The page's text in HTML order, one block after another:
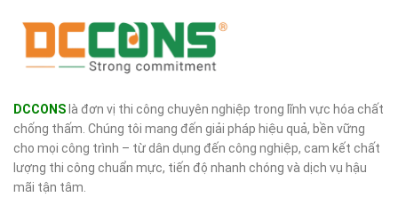
DCCONSlà đơn vị thi công chuyên nghiệp trong lĩnh vực hóa chất
chống thấm. Chúng tôi mang đến giải pháp hiệu quả, bền vững
cho mọi công trình – từ dân dụng đến công nghiệp, cam kết chất
lượng thi công chuẩn mực, tiến độ nhanh chóng và dịch vụ hậu
mãi tận tâm.